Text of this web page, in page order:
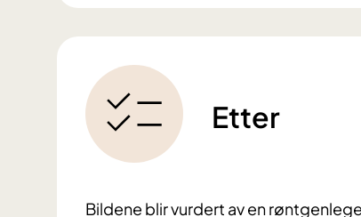
Etter
Bildene blir vurdert av en